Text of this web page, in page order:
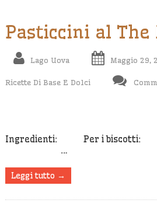
Pasticcini al The
Lago Uova Maggio 29,
Ricette Di Base E Dolci
Ingredienti:
…
Leggi tutto →